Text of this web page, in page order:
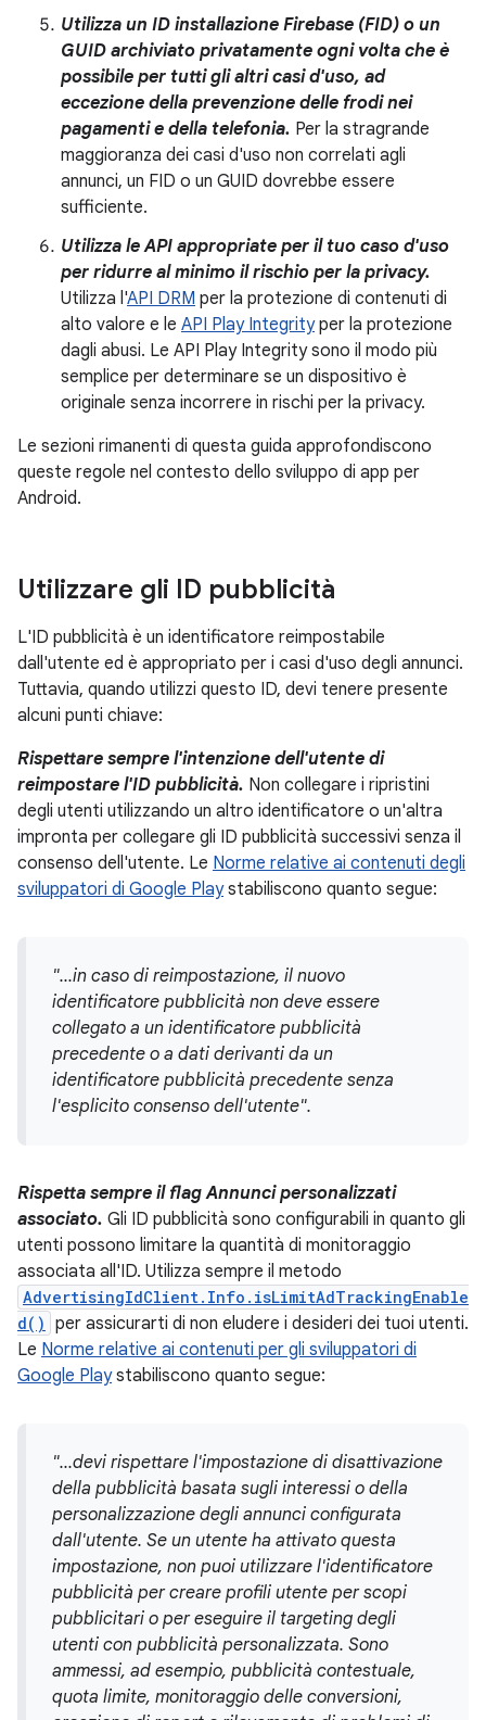
Utilizza un ID installazione Firebase (FID) o un
GUID archiviato privatamente ogni volta che è
possibile per tutti gli altri casi d'uso, ad
eccezione della prevenzione delle frodi nei
pagamenti e della telefonia. Per la stragrande
maggioranza dei casi d'uso non correlati agli
annunci, un FID o un GUID dovrebbe essere
sufficiente.
Utilizza le API appropriate per il tuo caso d'uso
per ridurre al minimo il rischio per la privacy.
Utilizza l'API DRM per la protezione di contenuti di
alto valore e le API Play Integrityper la protezione
dagli abusi. Le API Play Integrity sono il modo più
semplice per determinare se un dispositivo è
originale senza incorrere in rischi per la privacy.
Le sezioni rimanenti di questa guida approfondiscono
queste regole nel contesto dello sviluppo di app per
Android.
Utilizzare gli ID pubblicità
L'ID pubblicità è un identificatore reimpostabile
dall'utente ed è appropriato per i casi d'uso degli annunci.
Tuttavia, quando utilizzi questo ID, devi tenere presente
alcuni punti chiave:
Rispettare sempre l'intenzione dell'utente di
reimpostare l'ID pubblicità. Non collegare i ripristini
degli utenti utilizzando un altro identificatore o un'altra
impronta per collegare gli ID pubblicità successivi senza il
consenso dell'utente. Le Norme relative ai contenuti degli
sviluppatori di Google Playstabiliscono quanto segue:
"...in caso di reimpostazione, il nuovo
identificatore pubblicità non deve essere
collegato a un identificatore pubblicità
precedente o a dati derivanti da un
identificatore pubblicità precedente senza
l'esplicito consenso dell'utente".
Rispetta sempre il flag Annunci personalizzati
associato. Gli ID pubblicità sono configurabili in quanto gli
utenti possono limitare la quantità di monitoraggio
associata all'ID. Utilizza sempre il metodo
AdvertisingIdClient.Info.isLimitAdTrackingEnable
d() per assicurarti di non eludere i desideri dei tuoi utenti.
Le Norme relative ai contenuti per gli sviluppatori di
Google Playstabiliscono quanto segue:
"...devi rispettare l'impostazione di disattivazione
della pubblicità basata sugli interessi o della
personalizzazione degli annunci configurata
dall'utente. Se un utente ha attivato questa
impostazione, non puoi utilizzare l'identificatore
pubblicità per creare profili utente per scopi
pubblicitari o per eseguire il targeting degli
utenti con pubblicità personalizzata. Sono
ammessi, ad esempio, pubblicità contestuale,
quota limite, monitoraggio delle conversioni,